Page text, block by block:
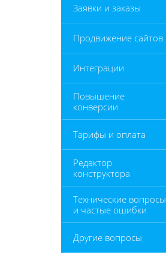
Заявки и заказы
Продвижение сайтов
Интеграции
Повышение
конверсии
Тарифы и оплата
Редактор
конструктора
Технические вопросы
и частые ошибки
Другие вопросы